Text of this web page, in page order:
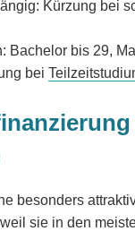
Kürzung bei
Bachelor bis 29,
bei
besonders
sie in den